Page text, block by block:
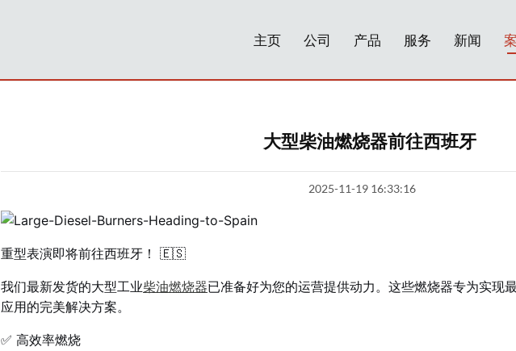
主页 公司 产品 服务 新闻
大型柴油燃烧器前往西班牙
2025-11-19 16:33:16
重型表演即将前往西班牙！ 🇪🇸
我们最新发货的大型工业柴油燃烧器已准备好为您的运营提供动力。这些燃烧器专为实现
应用的完美解决方案。
✅ 高效率燃烧